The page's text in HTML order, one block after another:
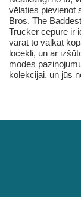
vēlaties pievienot
Bros. The
Trucker cepure ir
varat to valkāt
locekli, un ar
modes
kolekcijai, un jūs